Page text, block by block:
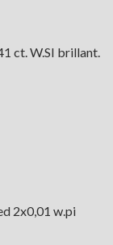
ct. W.SI brillant.
2x0,01 w.pi